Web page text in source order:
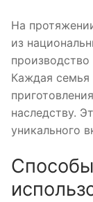
На
из
Каждая семья
наследству.
уникального